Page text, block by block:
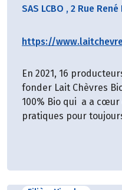
SAS LCBO , 2 Rue René
https://
En 2021, 16
fonder Lait Chèvres
100% Bio qui a a
pratiques pour